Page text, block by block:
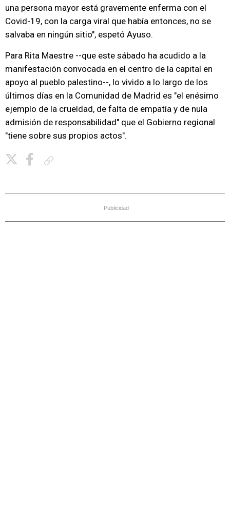
una persona mayor está gravemente enferma con el
Covid-19, con la carga viral que había entonces, no se
salvaba en ningún sitio", espetó Ayuso.
Para Rita Maestre --que este sábado ha acudido a la
manifestación convocada en el centro de la capital en
apoyo al pueblo palestino--, lo vivido a lo largo de los
últimos días en la Comunidad de Madrid es "el enésimo
ejemplo de la crueldad, de falta de empatía y de nula
admisión de responsabilidad" que el Gobierno regional
"tiene sobre sus propios actos".
Publicidad